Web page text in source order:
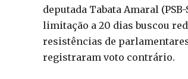
deputada Tabata Amaral
limitação a 20 dias buscou
resistências de
registraram voto contrário.